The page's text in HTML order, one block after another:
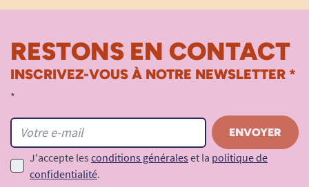
RESTONS EN CONTACT
INSCRIVEZ-VOUS À NOTRE NEWSLETTER *
*
J'accepte les conditions générales et la politique de
confidentialité.